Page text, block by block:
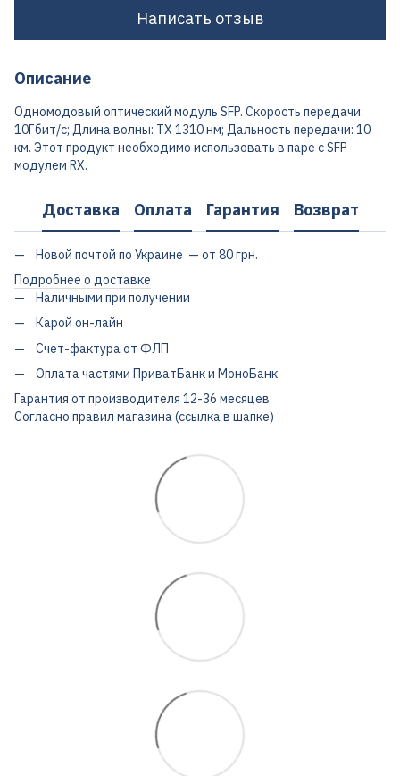
Написать отзыв
Описание
Одномодовый оптический модуль SFP. Скорость передачи:
10Гбит/с; Длина волны: TX 1310 нм; Дальность передачи: 10
км. Этот продукт необходимо использовать в паре с SFP
модулем RX.
Доставка Оплата Гарантия Возврат
Новой почтой по Украине — от 80 грн.
Подробнее о доставке
Наличными при получении
Карой он-лайн
Счет-фактура от ФЛП
Оплата частями ПриватБанк и МоноБанк
Гарантия от производителя 12-36 месяцев
Согласно правил магазина (ссылка в шапке)